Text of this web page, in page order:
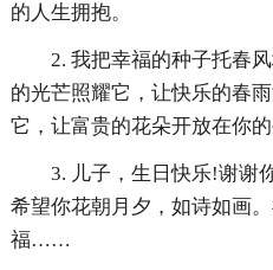
的人生拥抱。
2. 我把幸福的种子托春
的光芒照耀它，让快乐的春
它，让富贵的花朵开放在你
3. 儿子，生日快乐!谢谢
希望你花朝月夕，如诗如画
福……